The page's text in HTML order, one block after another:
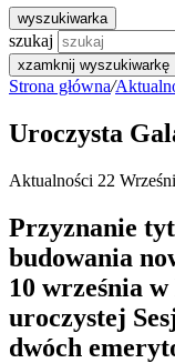
wyszukiwarka
szukaj
xzamknij wyszukiwarkę
Strona główna/
Uroczysta
Aktualności 22
Przyznanie
budowania
10 września
uroczystej
dwóch